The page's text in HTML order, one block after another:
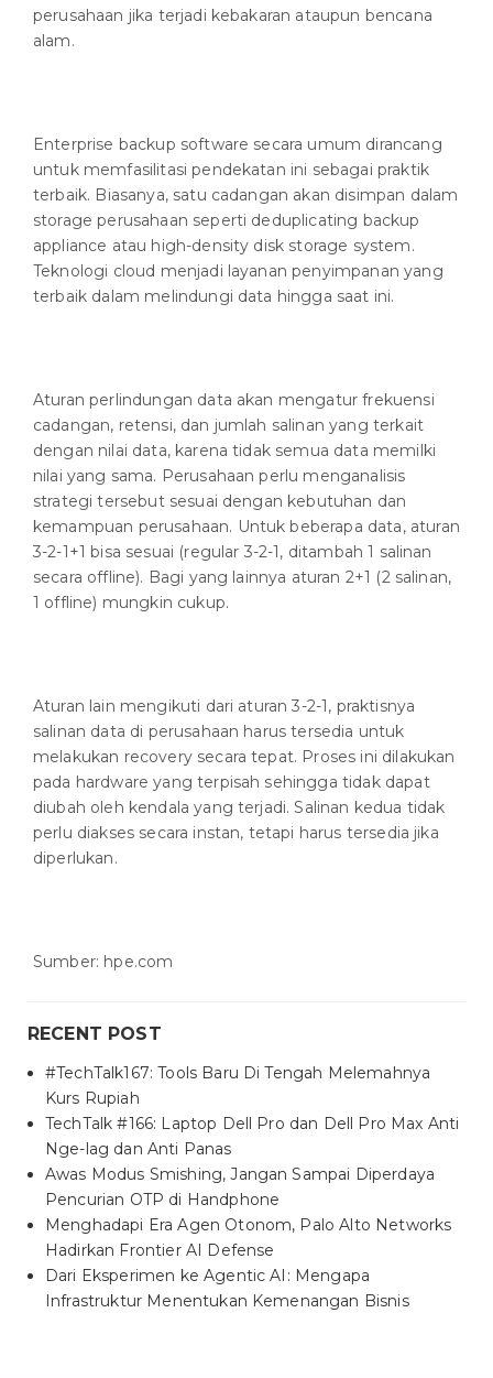
perusahaan jika terjadi kebakaran ataupun bencana
alam.
Enterprise backup software secara umum dirancang
untuk memfasilitasi pendekatan ini sebagai praktik
terbaik. Biasanya, satu cadangan akan disimpan dalam
storage perusahaan seperti deduplicating backup
appliance atau high-density disk storage system.
Teknologi cloud menjadi layanan penyimpanan yang
terbaik dalam melindungi data hingga saat ini.
Aturan perlindungan data akan mengatur frekuensi
cadangan, retensi, dan jumlah salinan yang terkait
dengan nilai data, karena tidak semua data memilki
nilai yang sama. Perusahaan perlu menganalisis
strategi tersebut sesuai dengan kebutuhan dan
kemampuan perusahaan. Untuk beberapa data, aturan
3-2-1+1 bisa sesuai (regular 3-2-1, ditambah 1 salinan
secara offline). Bagi yang lainnya aturan 2+1 (2 salinan,
1 offline) mungkin cukup.
Aturan lain mengikuti dari aturan 3-2-1, praktisnya
salinan data di perusahaan harus tersedia untuk
melakukan recovery secara tepat. Proses ini dilakukan
pada hardware yang terpisah sehingga tidak dapat
diubah oleh kendala yang terjadi. Salinan kedua tidak
perlu diakses secara instan, tetapi harus tersedia jika
diperlukan.
Sumber: hpe.com
RECENT POST
#TechTalk167: Tools Baru Di Tengah Melemahnya
Kurs Rupiah
TechTalk #166: Laptop Dell Pro dan Dell Pro Max Anti
Nge-lag dan Anti Panas
Awas Modus Smishing, Jangan Sampai Diperdaya
Pencurian OTP di Handphone
Menghadapi Era Agen Otonom, Palo Alto Networks
Hadirkan Frontier AI Defense
Dari Eksperimen ke Agentic AI: Mengapa
Infrastruktur Menentukan Kemenangan Bisnis